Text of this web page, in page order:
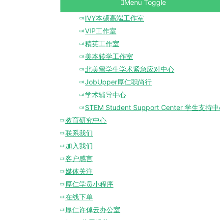
Menu Toggle
IVY本硕高端工作室
VIP工作室
精英工作室
美本转学工作室
北美留学生学术紧急应对中心
JobUpper厚仁职尚行
学术辅导中心
STEM Student Support Center 学生支持
教育研究中心
联系我们
加入我们
客户感言
媒体关注
厚仁学员小程序
在线下单
厚仁许倬云办公室